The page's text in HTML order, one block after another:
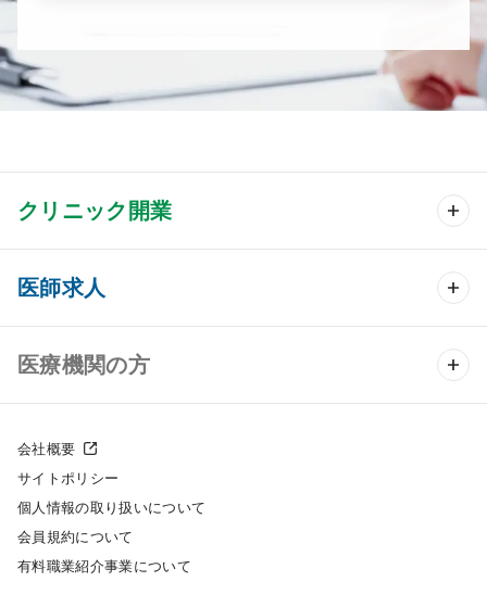
クリニック開業
クリニック開業 TOP
クリニック物件検索
クリニックの開業スタイル
クリニック開業までの流れ
開業支援事例
医師求人
医師求人 TOP
常勤求人検索
スポット求人検索
医療機関の方
採用をお考えの医療機関の方
会社概要
サイトポリシー
個人情報の取り扱いについて
会員規約について
有料職業紹介事業について